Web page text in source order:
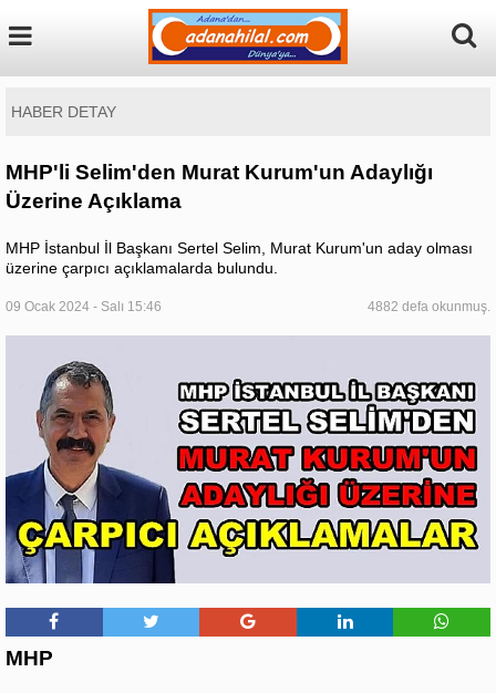
HABER DETAY
MHP'li Selim'den Murat Kurum'un Adaylığı
Üzerine Açıklama
MHP İstanbul İl Başkanı Sertel Selim, Murat Kurum'un aday olması
üzerine çarpıcı açıklamalarda bulundu.
09 Ocak 2024 - Salı 15:46 4882 defa okunmuş.
MHP